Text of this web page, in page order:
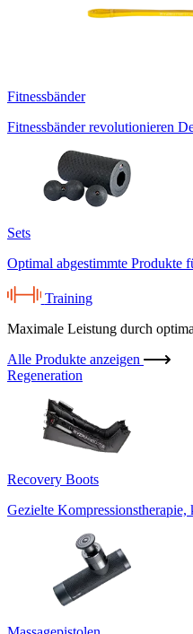
Fitnessbänder
Fitnessbänder revolutionieren
Sets
Optimal abgestimmte Produkte
Training
Maximale Leistung durch
Alle Produkte anzeigen
Regeneration
Recovery Boots
Gezielte Kompressionstherapie,